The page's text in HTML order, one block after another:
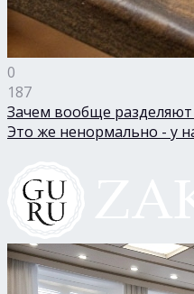
0
187
Зачем вообще разделяют
Это же ненормально - у